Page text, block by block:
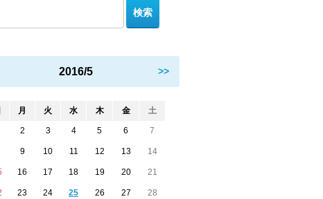
2016/5 >>
月 火 水 木 金 土
2 3 4 5 6 7
9 10 11 12 13 14
16 17 18 19 20 21
23 24 25 26 27 28